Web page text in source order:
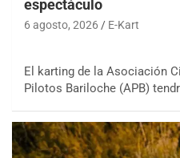
espectáculo
6 agosto, 2026 E-Kart
El karting de la Asociación
Pilotos Bariloche (APB)